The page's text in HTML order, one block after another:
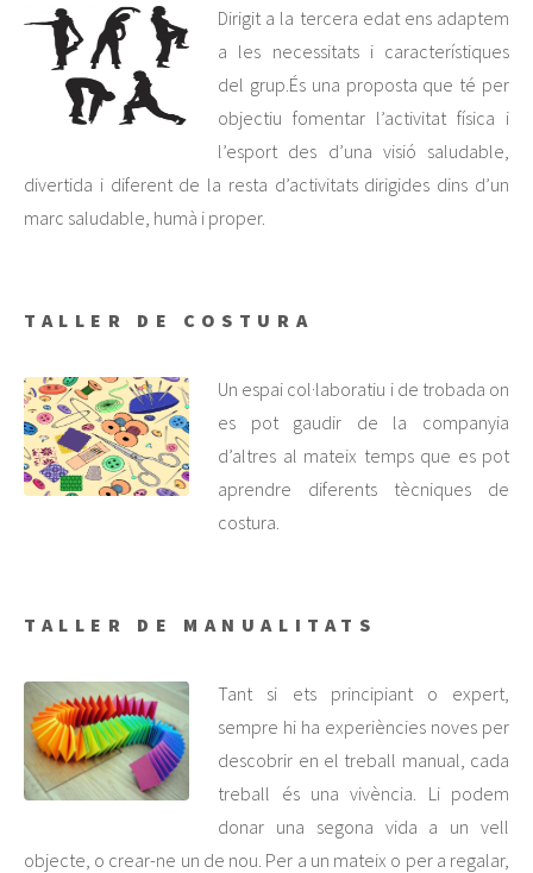
Dirigit a la tercera edat ens adaptem
a les necessitats i característiques
del grup.És una proposta que té per
objectiu fomentar l’activitat física i
l’esport des d’una visió saludable,
divertida i diferent de la resta d’activitats dirigides dins d’un
marc saludable, humà i proper.
TALLER DE COSTURA
Un espai col·laboratiu i de trobada on
es pot gaudir de la companyia
d’altres al mateix temps que es pot
aprendre diferents tècniques de
costura.
TALLER DE MANUALITATS
Tant si ets principiant o expert,
sempre hi ha experiències noves per
descobrir en el treball manual, cada
treball és una vivència. Li podem
donar una segona vida a un vell
objecte, o crear-ne un de nou. Per a un mateix o per a regalar,